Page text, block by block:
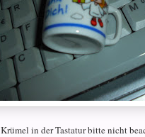
Krümel in der Tastatur bitte nicht